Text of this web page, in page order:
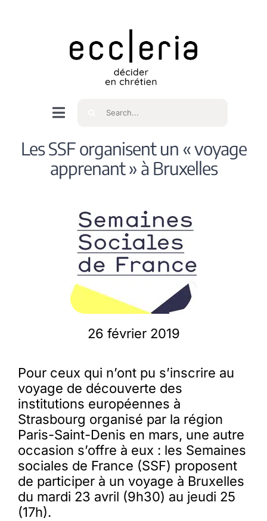
Navigation
bascule
Accueil
Intéressés
Spiritualité
Membres
Nous soutenir
La revue Responsables
Rechercher
Les SSF organisent un « voyage
apprenant » à Bruxelles
26 février 2019
Pour ceux qui n’ont pu s’inscrire au
voyage de découverte des
institutions européennes à
Strasbourg organisé par la région
Paris-Saint-Denis en mars, une autre
occasion s’offre à eux : les Semaines
sociales de France (SSF) proposent
de participer à un voyage à Bruxelles
du mardi 23 avril (9h30) au jeudi 25
(17h).